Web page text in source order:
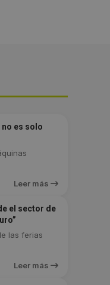
no es solo
Leer más
el sector de
las ferias
Leer más